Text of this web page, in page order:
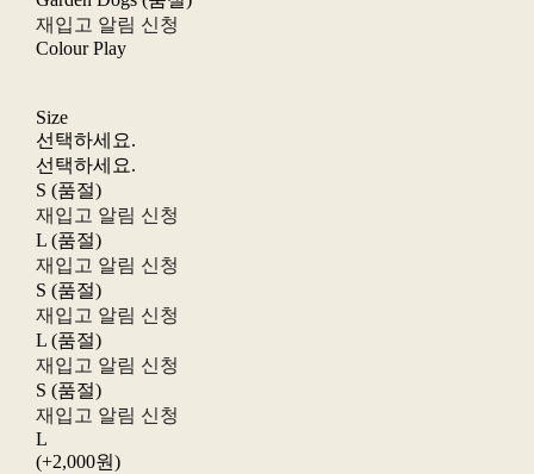
재입고 알림 신청
Colour Play
Size
선택하세요.
선택하세요.
S (품절)
재입고 알림 신청
L (품절)
재입고 알림 신청
S (품절)
재입고 알림 신청
L (품절)
재입고 알림 신청
S (품절)
재입고 알림 신청
L
(+2,000원)